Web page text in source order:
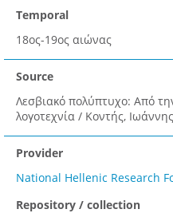
Temporal
18ος-19ος αιώνας
Source
Λεσβιακό πολύπτυχο: Από
λογοτεχνία / Κοντής,
Provider
National Hellenic Research
Repository / collection